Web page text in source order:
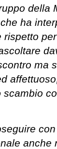
della
ha
ma
scambio
anche